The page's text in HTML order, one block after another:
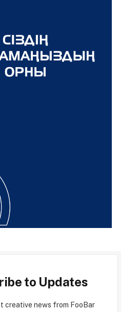
to Updates
creative news from FooBar